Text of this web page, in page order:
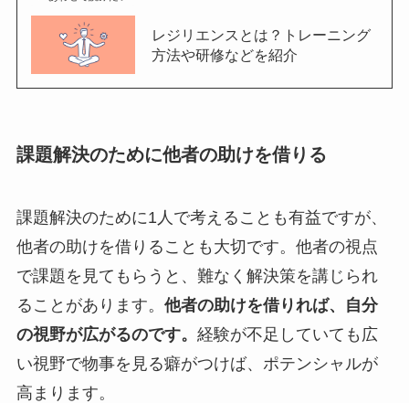
レジリエンスとは？トレーニング
方法や研修などを紹介
課題解決のために他者の助けを借りる
課題解決のために1人で考えることも有益ですが、
他者の助けを借りることも大切です。他者の視点
で課題を見てもらうと、難なく解決策を講じられ
ることがあります。 他者の助けを借りれば、自分
の視野が広がるのです。 経験が不足していても広
い視野で物事を見る癖がつけば、ポテンシャルが
高まります。